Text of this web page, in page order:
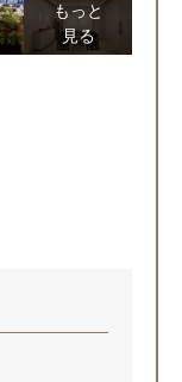
もっと
見る